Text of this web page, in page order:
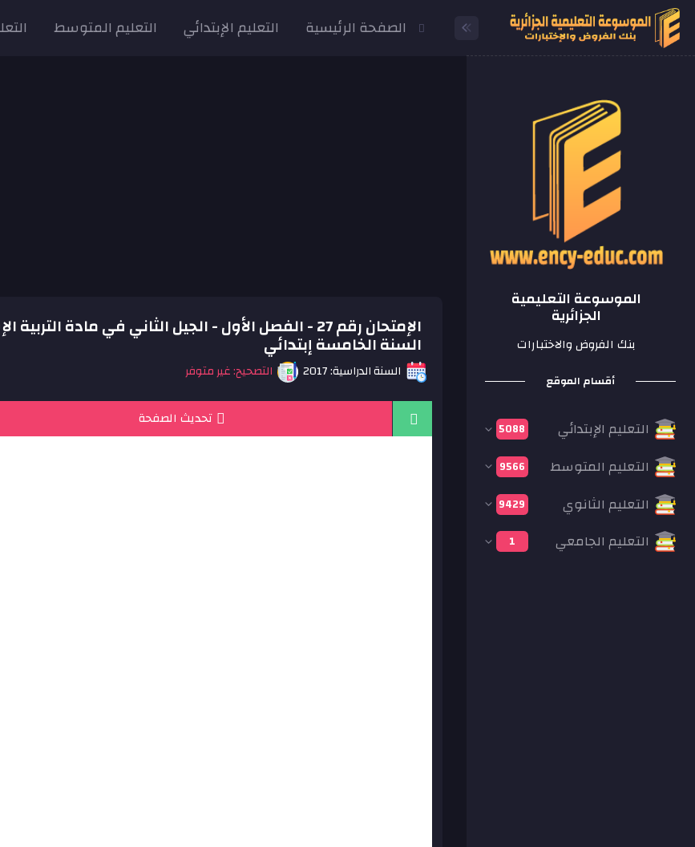
الصفحة الرئيسية التعليم الإبتدائي التعليم المتوسط
الموسوعة التعليمية
الجزائرية
بنك الفروض والاختبارات
أقسام الموقع
التعليم الإبتدائي 5088
التعليم المتوسط 9566
التعليم الثانوي 9429
التعليم الجامعي 1
الإمتحان رقم 27 - الفصل الأول - الجيل الثاني في مادة
السنة الخامسة إبتدائي
السنة الدراسية: 2017 التصحيح: غير متوفر
تحديث الصفحة